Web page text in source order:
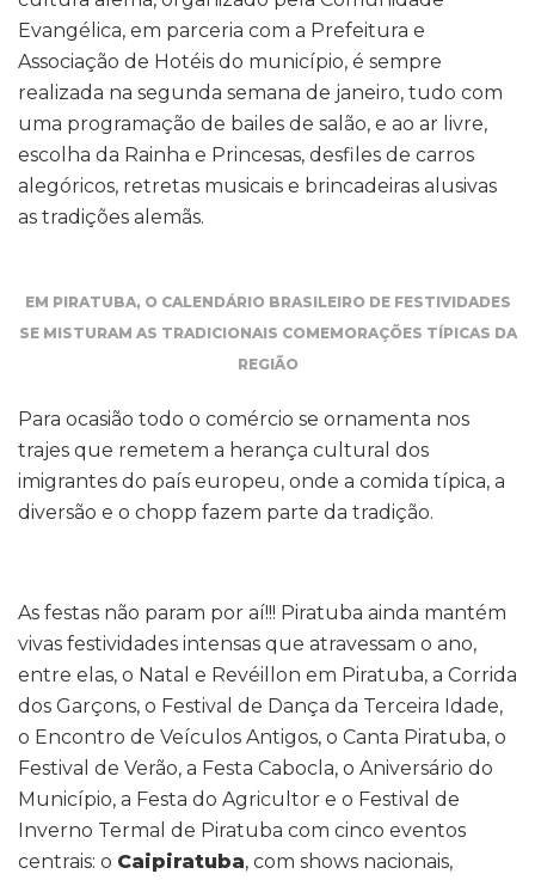
Evangélica, em parceria com a Prefeitura e
Associação de Hotéis do município, é sempre
realizada na segunda semana de janeiro, tudo com
uma programação de bailes de salão, e ao ar livre,
escolha da Rainha e Princesas, desfiles de carros
alegóricos, retretas musicais e brincadeiras alusivas
as tradições alemãs.
EM PIRATUBA, O CALENDÁRIO BRASILEIRO DE FESTIVIDADES
SE MISTURAM AS TRADICIONAIS COMEMORAÇÕES TÍPICAS DA
REGIÃO
Para ocasião todo o comércio se ornamenta nos
trajes que remetem a herança cultural dos
imigrantes do país europeu, onde a comida típica, a
diversão e o chopp fazem parte da tradição.
As festas não param por aí!!! Piratuba ainda mantém
vivas festividades intensas que atravessam o ano,
entre elas, o Natal e Revéillon em Piratuba, a Corrida
dos Garçons, o Festival de Dança da Terceira Idade,
o Encontro de Veículos Antigos, o Canta Piratuba, o
Festival de Verão, a Festa Cabocla, o Aniversário do
Município, a Festa do Agricultor e o Festival de
Inverno Termal de Piratuba com cinco eventos
centrais: o Caipiratuba, com shows nacionais,